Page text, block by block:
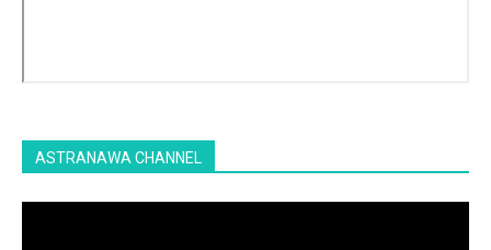
ASTRANAWA CHANNEL